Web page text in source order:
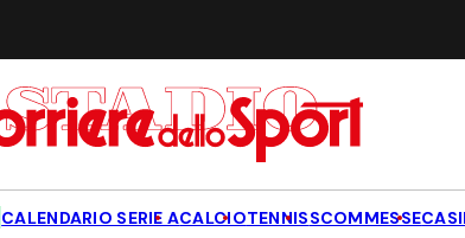
CALENDARIO SERIE ACALCIOTENNISSCOMMESSE